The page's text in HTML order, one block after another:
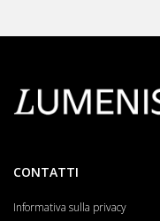
CONTATTI
Informativa sulla privacy